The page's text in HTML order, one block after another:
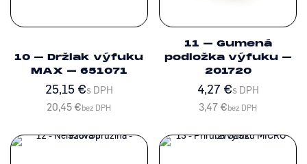
10 – Držiak výfuku
MAX – 651071
25,15 €s DPH
20,45€bez DPH
11 – Gumená
podložka výfuku –
201720
4,27 €s DPH
3,47€bez DPH